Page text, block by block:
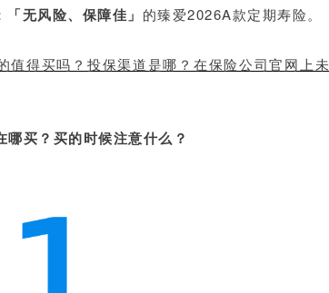
「无风险、保障佳」 的臻爱2026A款定期寿险。
值得买吗？投保渠道是哪？在保险公司官网上未
哪买？ 买的时候注意什么？